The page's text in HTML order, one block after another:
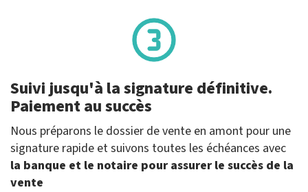
Suivi jusqu'à la signature définitive.
Paiement au succès
Nous préparons le dossier de vente en amont pour une
signature rapide et suivons toutes les échéances avec
la banque et le notaire pour assurer le succès de la
vente